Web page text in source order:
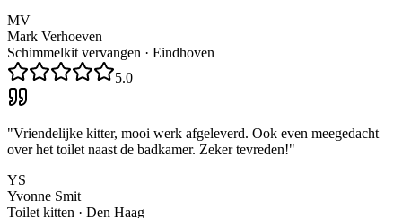
MV
Mark Verhoeven
Schimmelkit vervangen · Eindhoven
5.0
"Vriendelijke kitter, mooi werk afgeleverd. Ook even meegedacht
over het toilet naast de badkamer. Zeker tevreden!"
YS
Yvonne Smit
Toilet kitten · Den Haag